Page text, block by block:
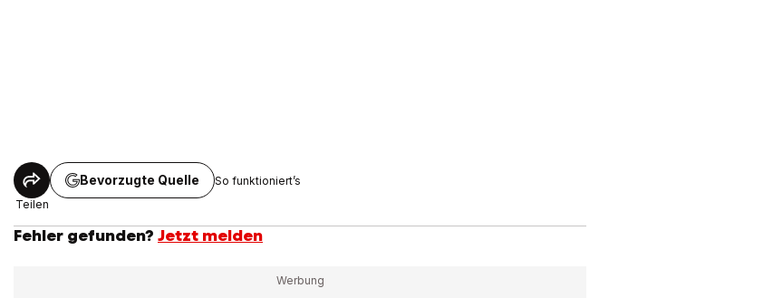
Teilen
Bevorzugte Quelle So funktioniert’s
Fehler gefunden? Jetzt melden